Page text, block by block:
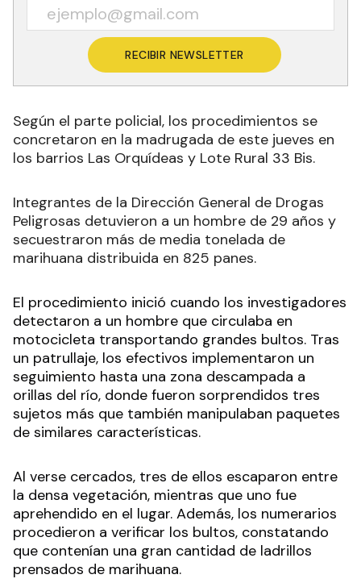
RECIBIR NEWSLETTER
Según el parte policial, los procedimientos se
concretaron en la madrugada de este jueves en
los barrios Las Orquídeas y Lote Rural 33 Bis.
Integrantes de la Dirección General de Drogas
Peligrosas detuvieron a un hombre de 29 años y
secuestraron más de media tonelada de
marihuana distribuida en 825 panes.
El procedimiento inició cuando los investigadores
detectaron a un hombre que circulaba en
motocicleta transportando grandes bultos. Tras
un patrullaje, los efectivos implementaron un
seguimiento hasta una zona descampada a
orillas del río, donde fueron sorprendidos tres
sujetos más que también manipulaban paquetes
de similares características.
Al verse cercados, tres de ellos escaparon entre
la densa vegetación, mientras que uno fue
aprehendido en el lugar. Además, los numerarios
procedieron a verificar los bultos, constatando
que contenían una gran cantidad de ladrillos
prensados de marihuana.